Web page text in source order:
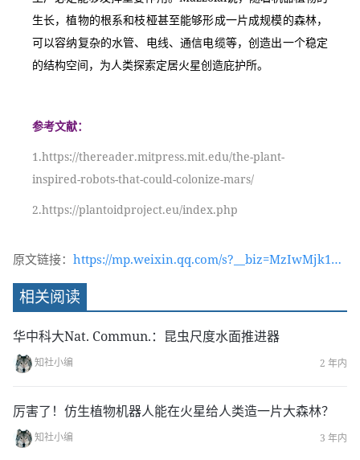
生长，植物的根系和枝桠甚至能够形成一片成规模的森林，
可以容纳复杂的水管、电线、通信电缆等，创造出一个稳定
的结构空间，为人类探索定居火星创造庇护所。
参考文献：
1.https://thereader.mitpress.mit.edu/the-plant-
inspired-robots-that-could-colonize-mars/
2.https://plantoidproject.eu/index.php
原文链接： https://mp.weixin.qq.com/s?__biz=MzIwMjk1OT
c2MA==&mid=2247541340&idx=1&sn=38e55c2ac
e052e677ba2d061d02ede4f&chksm=96d4dca3a1a
c32f2190d3b0bfb581a050&token=708789004&lan
相关阅读
华中科大Nat. Commun.：昆虫尺度水面推进器
知社小编 2 年内
厉害了！仿生植物机器人能在火星给人类造一片大森林？
知社小编 3 年内